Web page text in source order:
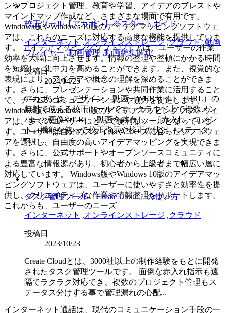
ンやプロジェクト管理、教育や学習、アイデアのブレストや
マインドマップ作成など、さまざまな場面で有用です。
Windows版やWindows 10版のアイデアマッピングソフトウェ
アは、これらのニーズに対応する高度な機能を提供していま
す。 アイデアマッピングソフトウェアは、ユーザーの作業
効率を大幅に向上させます。情報の整理や整頓にかかる時間
を短縮し、集中力を高めることができます。また、視覚的な
表現により、アイデアや概念の理解を深めることができま
す。さらに、プレゼンテーションや共同作業に活用すること
で、チームのコミュニケーションや協力を促進します。
Windows版やWindows 10版のアイデアマッピングソフトウェ
アは、多くのユーザーにとって便利なツールとなっていま
す。ユーザーは自分のスタイルやニーズに合ったソフトウェ
アを選択し、自由度の高いアイデアマッピングを実現できま
す。さらに、公式サポートやオープンソースコミュニティに
よる豊富な情報源があり、初心者から上級者まで幅広い層に
対応しています。 Windows版やWindows 10版のアイデアマッ
ピングソフトウェアは、ユーザーに使いやすさと効率性を提
供し、クリエイティブな作業や情報整理をサポートします。
これからも、ユーザーのニーズ
インターネット通話は、現代のコミュニケーション手段の一
校正ツール【アカポン】※スタートガイド
インターネット ,オンラインストレージ ,クラウド,動画
プレイヤー,動画管理 ,動画編集関連
投稿日
2024/04/25
アカポンは、デザイン・動画・WEBサイト（URL）の
無料で使える校正ツールです。クラウド上で複数メン
バーと画像やURL、動画を共有し、『赤入れ・コメン
ト』機能を使って校正指示や校正の状況（ステータ
ス）...
タスク管理ツール『Create Cloud』の使い方
インターネット ,オンラインストレージ ,クラウド
投稿日
2023/10/23
Create Cloudとは、3000社以上の制作経験をもとに開発
されたタスク管理ツールです。 面倒な赤入れ指示も遠
隔でラクラク対応でき、複数のプロジェクト管理もス
テータス分けする事で管理漏れの心配...